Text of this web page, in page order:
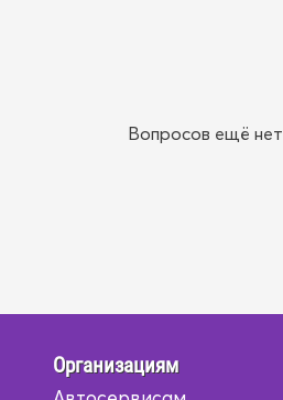
Вопросов ещё нет
Организациям